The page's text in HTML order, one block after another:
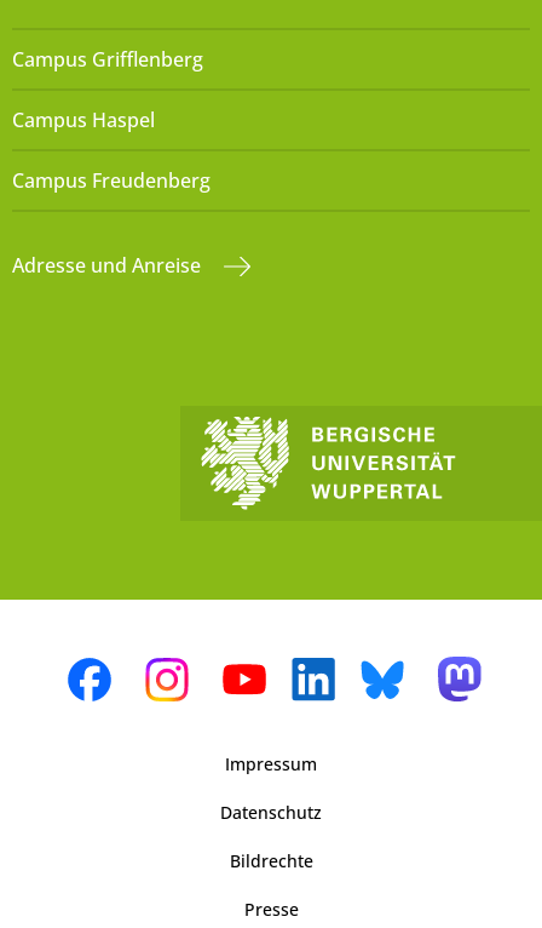
Campus Grifflenberg
Campus Haspel
Campus Freudenberg
Adresse und Anreise
Impressum
Datenschutz
Bildrechte
Presse